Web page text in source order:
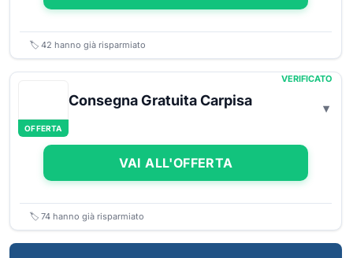
🏷️ 42 hanno già risparmiato
OFFERTA
VERIFICATO
Consegna Gratuita Carpisa
VAI ALL'OFFERTA
🏷️ 74 hanno già risparmiato